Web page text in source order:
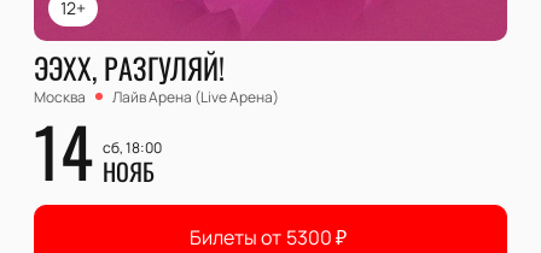
12+
ЭЭХХ, РАЗГУЛЯЙ!
Москва Лайв Арена (Live Арена)
14 сб, 18:00
НОЯБ
Билеты от 5300₽